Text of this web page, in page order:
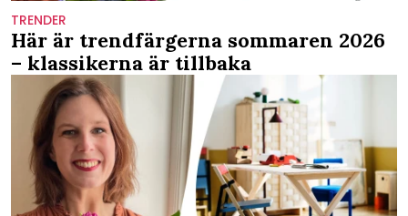
TRENDER
Här är trendfärgerna sommaren 2026
– klassikerna är tillbaka